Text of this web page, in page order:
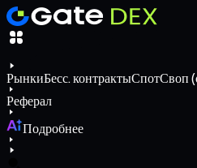
РынкиБесс. контрактыСпотСвоп
Реферал
Подробнее